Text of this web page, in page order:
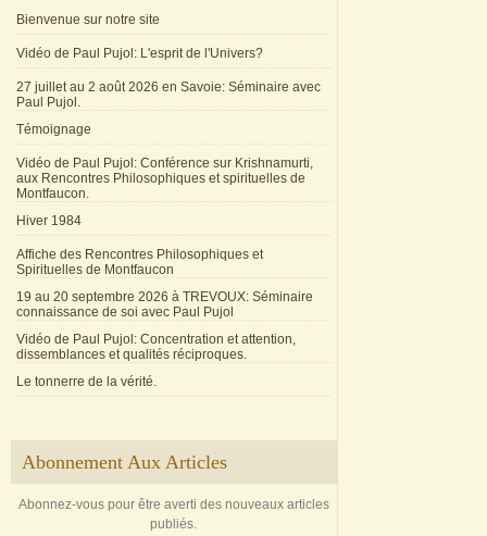
Bienvenue sur notre site
Vidéo de Paul Pujol: L'esprit de l'Univers?
27 juillet au 2 août 2026 en Savoie: Séminaire avec
Paul Pujol.
Témoignage
Vidéo de Paul Pujol: Conférence sur Krishnamurti,
aux Rencontres Philosophiques et spirituelles de
Montfaucon.
Hiver 1984
Affiche des Rencontres Philosophiques et
Spirituelles de Montfaucon
19 au 20 septembre 2026 à TREVOUX: Séminaire
connaissance de soi avec Paul Pujol
Vidéo de Paul Pujol: Concentration et attention,
dissemblances et qualités réciproques.
Le tonnerre de la vérité.
Abonnement Aux Articles
Abonnez-vous pour être averti des nouveaux articles
publiés.